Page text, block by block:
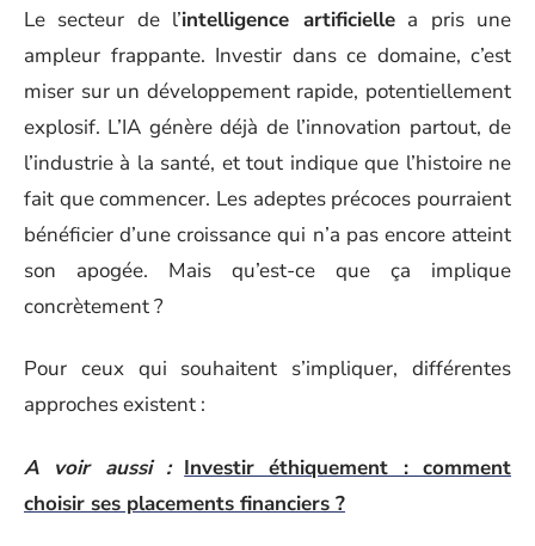
Le secteur de l’intelligence artificiellea pris une
ampleur frappante. Investir dans ce domaine, c’est
miser sur un développement rapide, potentiellement
explosif. L’IA génère déjà de l’innovation partout, de
l’industrie à la santé, et tout indique que l’histoire ne
fait que commencer. Les adeptes précoces pourraient
bénéficier d’une croissance qui n’a pas encore atteint
son apogée. Mais qu’est-ce que ça implique
concrètement ?
Pour ceux qui souhaitent s’impliquer, différentes
approches existent :
A voir aussi : Investir éthiquement : comment
choisir ses placements financiers ?